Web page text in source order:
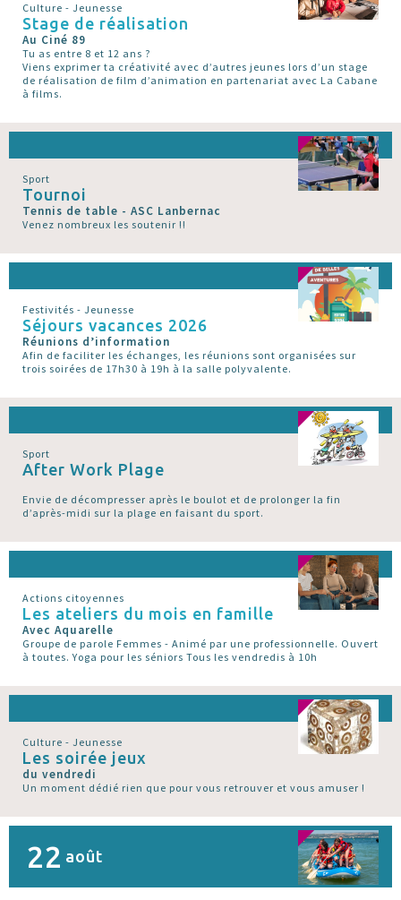
Culture - Jeunesse
Stage de réalisation
Au Ciné 89
Tu as entre 8 et 12 ans ?
Viens exprimer ta créativité avec d’autres jeunes lors d’un stage
de réalisation de film d’animation en partenariat avec La Cabane
à films.
Sport
Tournoi
Tennis de table - ASC Lanbernac
Venez nombreux les soutenir !!
Festivités - Jeunesse
Séjours vacances 2026
Réunions d’information
Afin de faciliter les échanges, les réunions sont organisées sur
trois soirées de 17h30 à 19h à la salle polyvalente.
Sport
After Work Plage
Envie de décompresser après le boulot et de prolonger la fin
d’après-midi sur la plage en faisant du sport.
Actions citoyennes
Les ateliers du mois en famille
Avec Aquarelle
Groupe de parole Femmes - Animé par une professionnelle. Ouvert
à toutes. Yoga pour les séniors Tous les vendredis à 10h
Culture - Jeunesse
Les soirée jeux
du vendredi
Un moment dédié rien que pour vous retrouver et vous amuser !
22 août